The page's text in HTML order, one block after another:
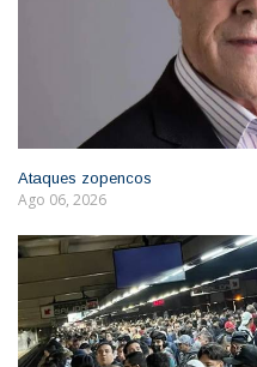
Ataques zopencos
Ago 06, 2026